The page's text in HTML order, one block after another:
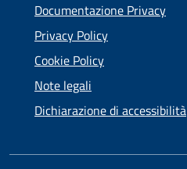
Documentazione Privacy
Privacy Policy
Cookie Policy
Note legali
Dichiarazione di accessibilità